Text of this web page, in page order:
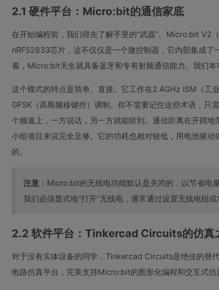
2.1 硬件平台：Micro:bit的通信家底
在开始编程前，我们得先了解手里的“武器”。Micro:bit V2
nRF52833芯片，这不仅仅是一个微控制器，它内部集成
着，Micro:bit天生就具备蓝牙和专有射频通信能力。我们
这个模式的特点是简单、直接。它工作在2.4GHz ISM（工
GFSK（高斯频移键控）调制。你不需要记住这些术语，只
个频道上，一方说话，另一方就能听到。通信距离在开阔
小组项目来说完全足够。它的功耗也相对较低，用电池驱
的。
注意 ：Micro:bit的无线电功能默认是关闭的，以节省电
我们必须显式地“打开”无线电，通常通过设置无线电组
2.2 软件平台：Tinkercad Circuits的仿真
对于没有实体设备的同学，Tinkercad Circuits是绝佳的替
电路仿真平台，完美支持Micro:bit的图形化编程和交互式仿